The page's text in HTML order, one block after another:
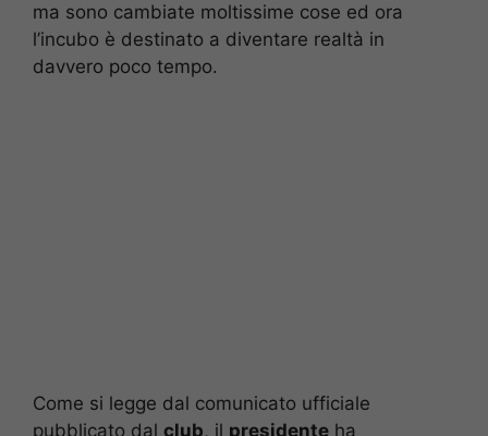
ma sono cambiate moltissime cose ed ora
l’incubo è destinato a diventare realtà in
davvero poco tempo.
Come si legge dal comunicato ufficiale
pubblicato dal club, il presidente ha